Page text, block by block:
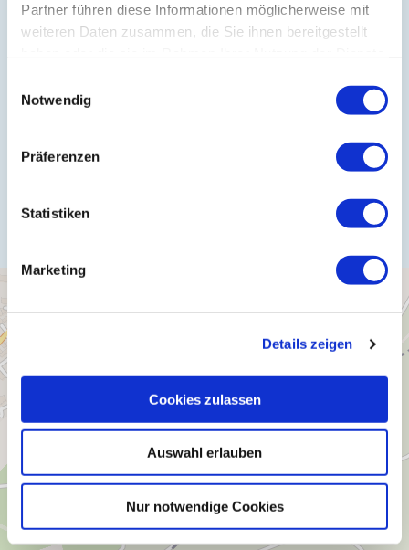
Partner führen diese Informationen möglicherweise mit
weiteren Daten zusammen, die Sie ihnen bereitgestellt
Notwendig
Präferenzen
Statistiken
Marketing
Details zeigen
Cookies zulassen
Auswahl erlauben
Nur notwendige Cookies
56858 Grenderich
DE